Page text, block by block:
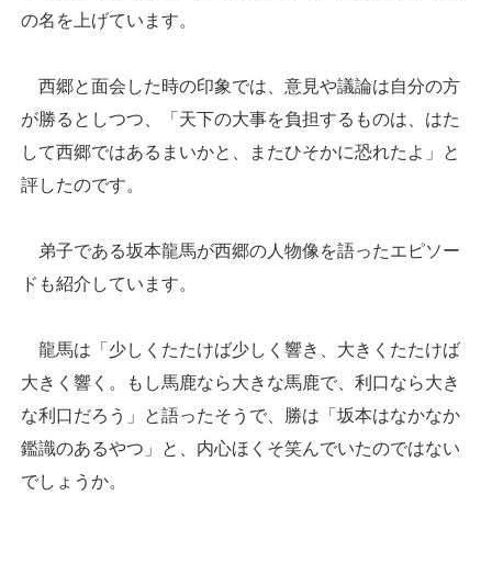
の名を上げています。
西郷と面会した時の印象では、意見や議論は自分の方
が勝るとしつつ、「天下の大事を負担するものは、はた
して西郷ではあるまいかと、またひそかに恐れたよ」と
評したのです。
弟子である坂本龍馬が西郷の人物像を語ったエピソー
ドも紹介しています。
龍馬は「少しくたたけば少しく響き、大きくたたけば
大きく響く。もし馬鹿なら大きな馬鹿で、利口なら大き
な利口だろう」と語ったそうで、勝は「坂本はなかなか
鑑識のあるやつ」と、内心ほくそ笑んでいたのではない
でしょうか。